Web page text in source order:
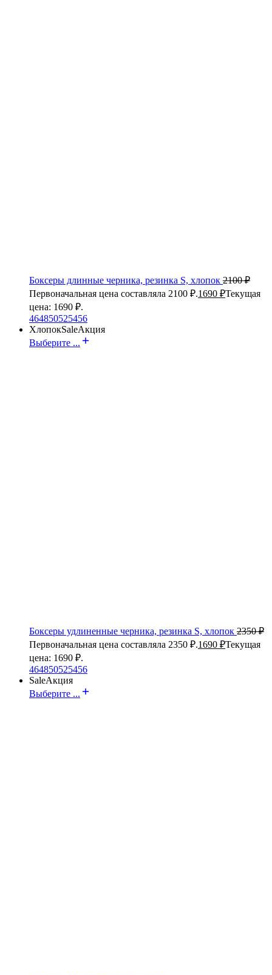
Боксеры длинные черника, резинка S, хлопок 2100₽
Первоначальная цена составляла 2100 ₽.1690 ₽Текущая
цена: 1690 ₽.
464850525456
ХлопокSaleАкция
Выберите ...
Боксеры удлиненные черника, резинка S, хлопок 2350₽
Первоначальная цена составляла 2350 ₽.1690 ₽Текущая
цена: 1690 ₽.
464850525456
SaleАкция
Выберите ...